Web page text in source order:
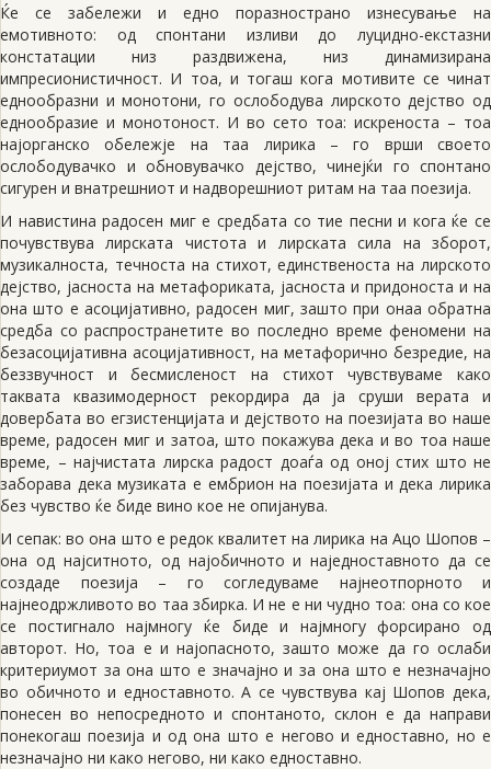
Ќе се забележи и едно поразнострано изнесување на
емотивното: од спонтани изливи до луцидно-екстазни
констатации низ раздвижена, низ динамизирана
импресионистичност. И тоа, и тогаш кога мотивите се чинат
еднообразни и монотони, го ослободува лирското дејство од
еднообразие и монотоност. И во сето тоа: искреноста – тоа
најорганско обележје на таа лирика – го врши своето
ослободувачко и обновувачко дејство, чинејќи го спонтано
сигурен и внатрешниот и надворешниот ритам на таа поезија.
И навистина радосен миг е средбата со тие песни и кога ќе се
почувствува лирската чистота и лирската сила на зборот,
музикалноста, течноста на стихот, единственоста на лирското
дејство, јасноста на метафориката, јасноста и придоноста и на
она што е асоцијативно, радосен миг, зашто при онаа обратна
средба со распространетите во последно време феномени на
безасоцијативна асоцијативност, на метафорично безредие, на
беззвучност и бесмисленост на стихот чувствуваме како
таквата квазимодерност рекордира да ја сруши верата и
довербата во егзистенцијата и дејството на поезијата во наше
време, радосен миг и затоа, што покажува дека и во тоа наше
време, – најчистата лирска радост доаѓа од оној стих што не
заборава дека музиката е ембрион на поезијата и дека лирика
без чувство ќе биде вино кое не опијанува.
И сепак: во она што е редок квалитет на лирика на Ацо Шопов –
она од најситното, од најобичното и наједноставното да се
создаде поезија – го согледуваме најнеотпорното и
најнеодржливото во таа збирка. И не е ни чудно тоа: она со кое
се постигнало најмногу ќе биде и најмногу форсирано од
авторот. Но, тоа е и најопасното, зашто може да го ослаби
критериумот за она што е значајно и за она што е незначајно
во обичното и едноставното. А се чувствува кај Шопов дека,
понесен во непосредното и спонтаното, склон е да направи
понекогаш поезија и од она што е негово и едноставно, но е
незначајно ни како негово, ни како едноставно.